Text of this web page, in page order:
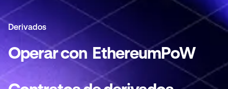
Derivados
Operar con EthereumPoW